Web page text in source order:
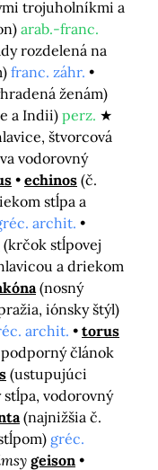
trojuholníkmi a
arab.-franc.
rozdelená na
franc. záhr.
ženám)
a Indii) perz.
štvorcová
vodorovný
echinos (č.
stĺpa a
archit.
(krčok stĺpovej
a driekom
(nosný
iónsky štýl)
archit.
torus
článok
(ustupujúci
vodorovný
(najnižšia č.
gréc.
geison